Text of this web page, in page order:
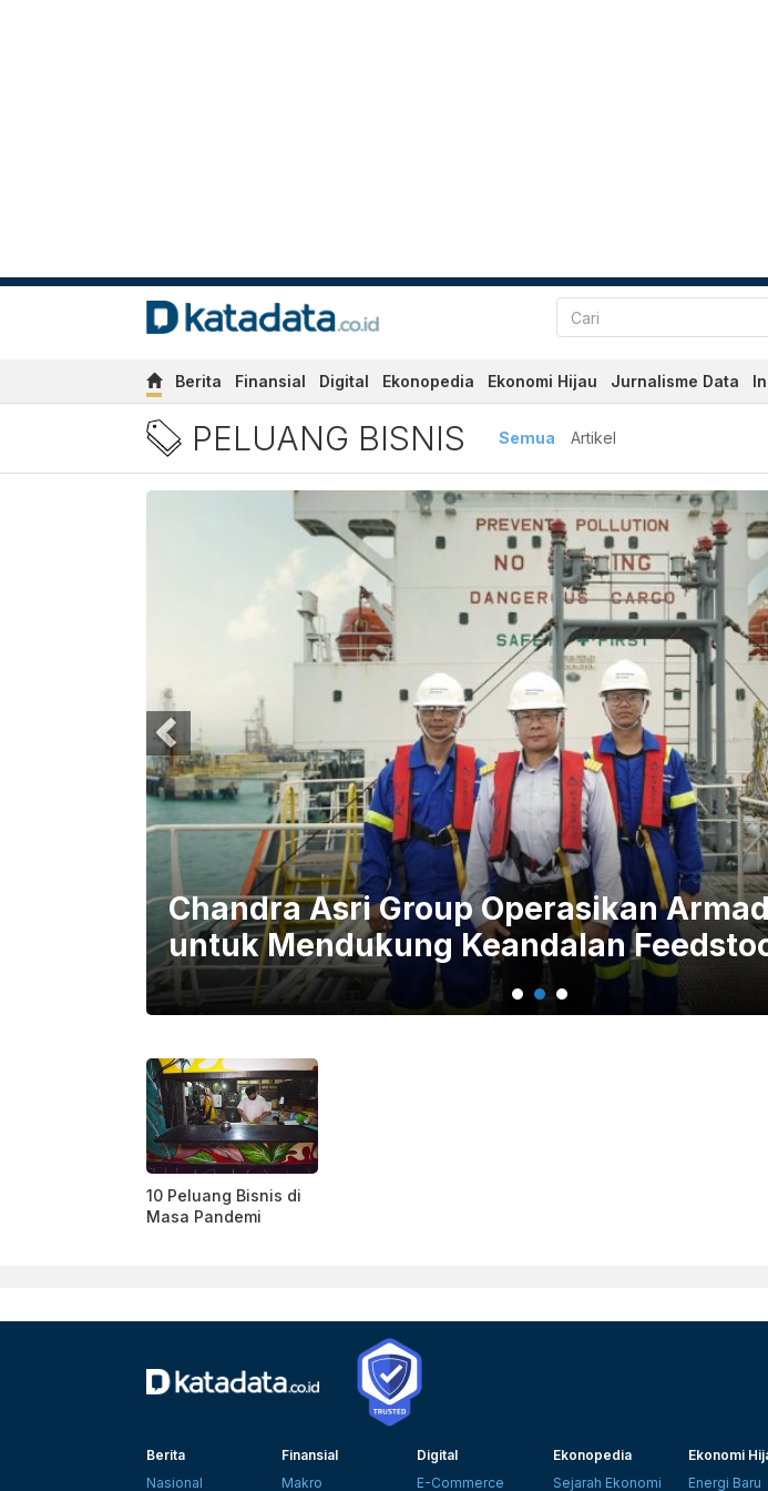
Berita Finansial Digital Ekonopedia Ekonomi Hijau Jurnalisme Data
Berita Peluang Bisnis Terbaru dan
PELUANG BISNIS Semua Artikel
Chandra Asri Group Operasikan
untuk Mendukung Keandalan
10 Peluang Bisnis di
Masa Pandemi
Berita
Nasional
Finansial
Makro
Digital
E-Commerce
Ekonopedia
Sejarah Ekonomi
Ekonomi
Energi Baru